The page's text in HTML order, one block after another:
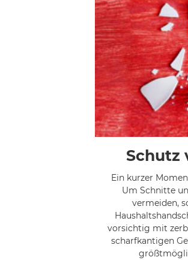
Schutz
Ein kurzer
Um Schnitte
vermeiden,
vorsichtig mit
scharfkantigen